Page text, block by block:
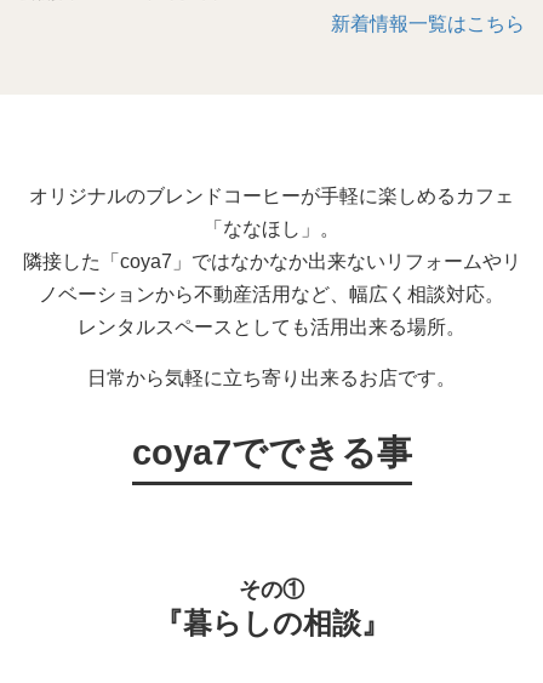
新着情報一覧はこちら
オリジナルのブレンドコーヒーが手軽に楽しめるカフェ
「ななほし」。
隣接した「coya7」ではなかなか出来ないリフォームやリ
ノベーションから不動産活用など、幅広く相談対応。
レンタルスペースとしても活用出来る場所。
日常から気軽に立ち寄り出来るお店です。
coya7でできる事
その①
『暮らしの相談』